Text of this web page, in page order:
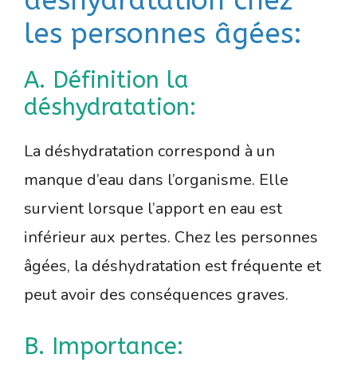
les personnes âgées:
A. Définition la
déshydratation:
La déshydratation correspond à un
manque d’eau dans l’organisme. Elle
survient lorsque l’apport en eau est
inférieur aux pertes. Chez les personnes
âgées, la déshydratation est fréquente et
peut avoir des conséquences graves.
B. Importance: